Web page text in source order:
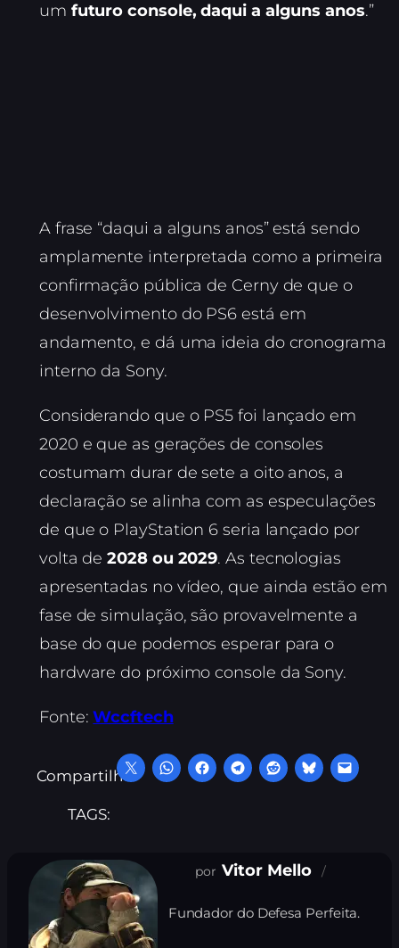
um futuro console, daqui a alguns anos.”
A frase “daqui a alguns anos” está sendo
amplamente interpretada como a primeira
confirmação pública de Cerny de que o
desenvolvimento do PS6 está em
andamento, e dá uma ideia do cronograma
interno da Sony.
Considerando que o PS5 foi lançado em
2020 e que as gerações de consoles
costumam durar de sete a oito anos, a
declaração se alinha com as especulações
de que o PlayStation 6 seria lançado por
volta de2028 ou 2029. As tecnologias
apresentadas no vídeo, que ainda estão em
fase de simulação, são provavelmente a
base do que podemos esperar para o
hardware do próximo console da Sony.
Fonte:Wccftech
Compartilhe:
TAGS:
Vitor Mello
Fundador do Defesa Perfeita.